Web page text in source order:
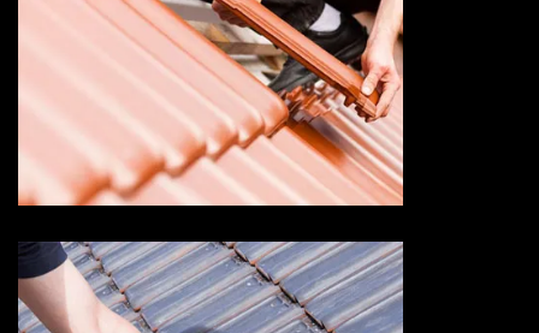
Devis changement de tuile 73
Savoie